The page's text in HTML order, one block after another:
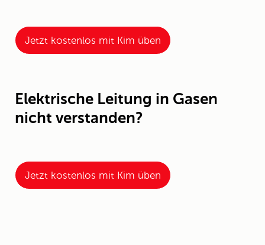
Jetzt kostenlos mit Kim üben
Elektrische Leitung in Gasen
nicht verstanden?
Jetzt kostenlos mit Kim üben